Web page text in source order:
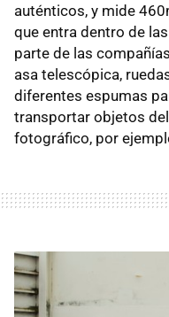
auténticos, y mide
que entra dentro de las
parte de las
asa telescópica,
diferentes espumas
transportar objetos
fotográfico, por